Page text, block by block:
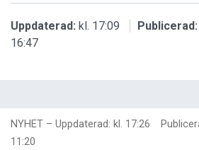
Uppdaterad: kl. 17:09 Publicerad:
16:47
NYHET – Uppdaterad: kl. 17:26
11:20